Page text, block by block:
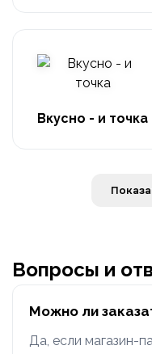
Вкусно - и точка
Вопросы и
Можно ли
Да, если магазин-